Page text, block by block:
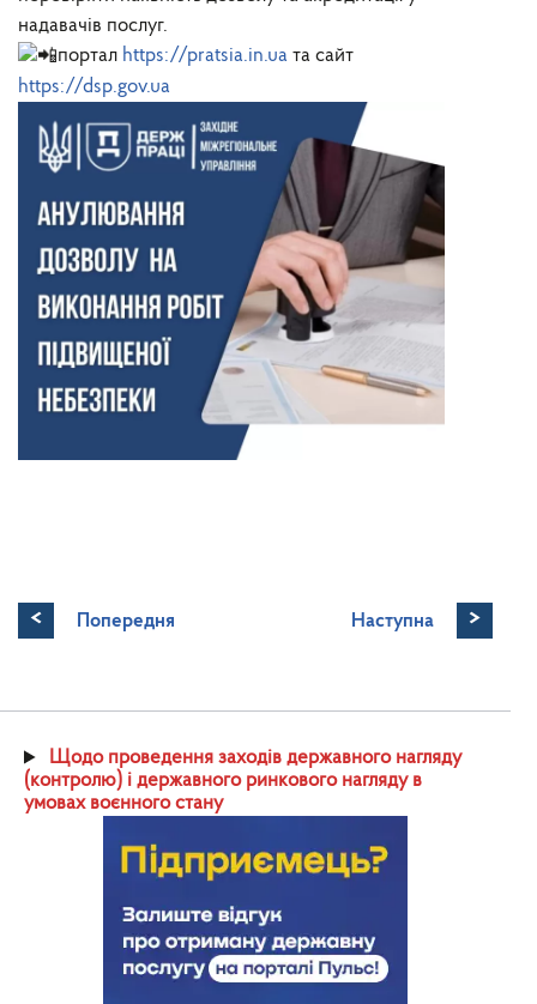
надавачів послуг.
портал https://pratsia.in.ua та сайт
https://dsp.gov.ua
< Попередня Наступна >
Щодо проведення заходів державного нагляду
(контролю) і державного ринкового нагляду в
умовах воєнного стану